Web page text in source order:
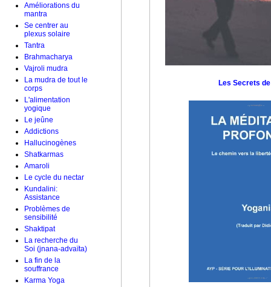
Améliorations du
mantra
Se centrer au
plexus solaire
Tantra
Brahmacharya
Vajroli mudra
La mudra de tout le
corps
L'alimentation
yogique
Le jeûne
Addictions
Hallucinogènes
Shatkarmas
Amaroli
Le cycle du nectar
Kundalini:
Assistance
Problèmes de
sensibilité
Shaktipat
La recherche du
Soi (jnana-advaïta)
La fin de la
souffrance
Karma Yoga
Les Secrets